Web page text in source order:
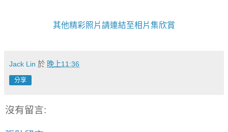
其他精彩照片請連結至相片集欣賞
Jack Lin 於 晚上11:36
分享
沒有留言: